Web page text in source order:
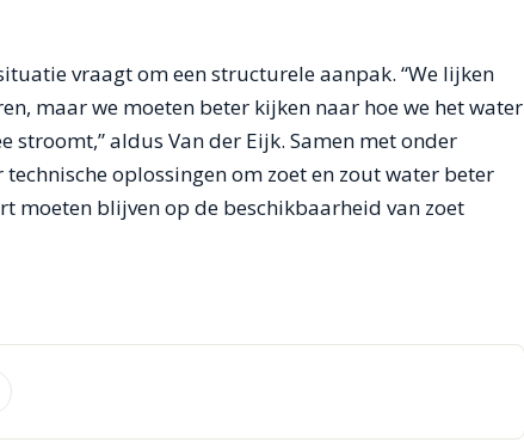
vraagt om een structurele aanpak. “We lijken
maar we moeten beter kijken naar hoe we het water
aldus Van der Eijk. Samen met onder
oplossingen om zoet en zout water beter
moeten blijven op de beschikbaarheid van zoet